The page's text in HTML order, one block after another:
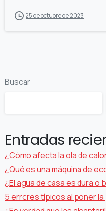
25 de octubre de 2023
Buscar
Entradas
¿Cómo afecta la ola de
¿Qué es una máquina de
¿El agua de casa es dura o
5 errores típicos al poner la